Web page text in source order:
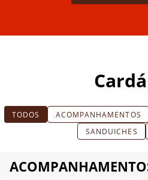
TODOS ACOMPANHAMENTOS
SANDUICHES